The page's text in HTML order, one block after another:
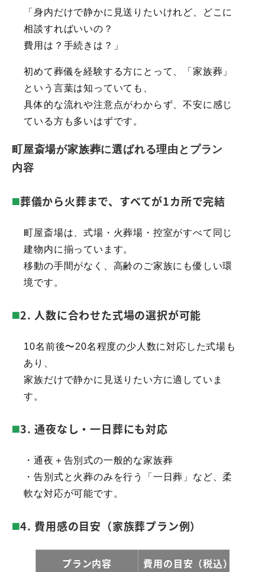
「身内だけで静かに見送りたいけれど、どこに
相談すればいいの？
費用は？手続きは？」
初めて葬儀を経験する方にとって、「家族葬」
という言葉は知っていても、
具体的な流れや注意点がわからず、不安に感じ
ている方も多いはずです。
町屋斎場が家族葬に選ばれる理由とプラン
内容
葬儀から火葬まで、すべてが1カ所で完結
町屋斎場は、式場・火葬場・控室がすべて同じ
建物内に揃っています。
移動の手間がなく、高齢のご家族にも優しい環
境です。
2. 人数に合わせた式場の選択が可能
10名前後〜20名程度の少人数に対応した式場も
あり、
家族だけで静かに見送りたい方に適していま
す。
3.通夜なし・一日葬にも対応
・通夜＋告別式の一般的な家族葬
・告別式と火葬のみを行う「一日葬」など、柔
軟な対応が可能です。
4. 費用感の目安（家族葬プラン例）
プラン内容
費用の目安（税込）